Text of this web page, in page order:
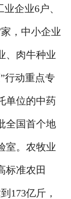
企业6户、
，中小企业
、肉牛种业
行动重点专
单位的中药
全国首个地
室。农牧业
标准农田
173亿斤，